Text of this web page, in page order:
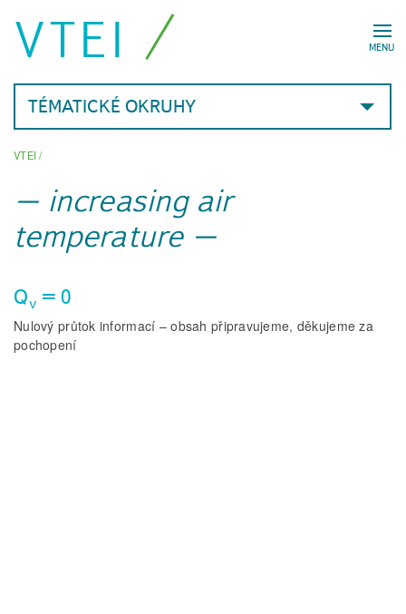
MENU
VTEI
TÉMATICKÉ OKRUHY
VTEI/
increasing air
temperature
Qv = 0
Nulový průtok informací – obsah připravujeme, děkujeme za
pochopení